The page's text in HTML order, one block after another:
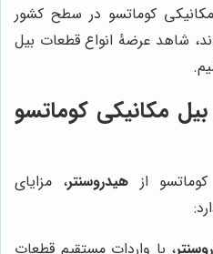
کوماتسو در سطح کشور
شاهد عرضۀ انواع قطعات بیل
مکانیکی کوماتسو
از هیدروسنتر، مزایای
، با واردات مستقیم قطعات